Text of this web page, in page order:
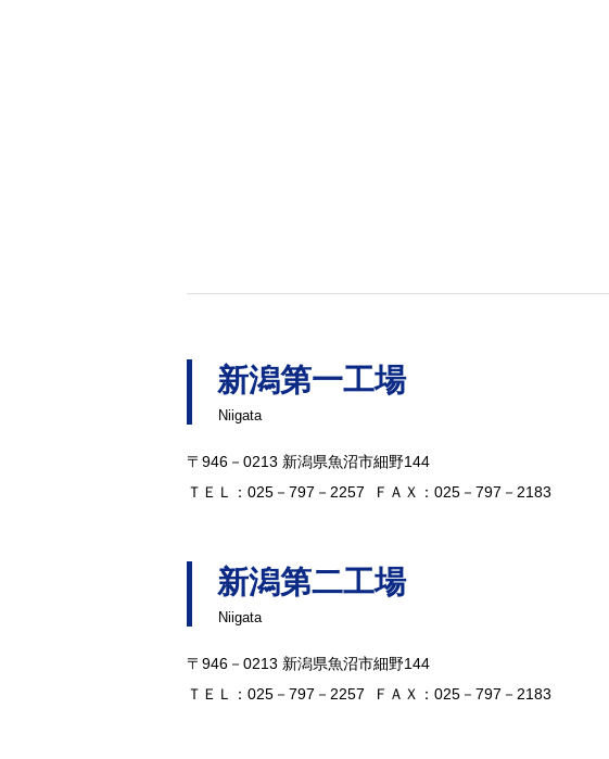
新潟第一工場
Niigata
〒946－0213 新潟県魚沼市細野144
ＴＥＬ：025－797－2257 ＦＡＸ：025－797－2183
新潟第二工場
Niigata
〒946－0213 新潟県魚沼市細野144
ＴＥＬ：025－797－2257 ＦＡＸ：025－797－2183